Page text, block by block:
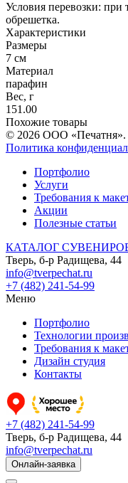
Условия перевозки: при
обрешетка.
Характеристики
Размеры
7 см
Материал
парафин
Вес, г
151.00
Похожие товары
© 2026 ООО «Печатня».
Политика
Портфолио
Услуги
Требования к
Акции
Полезные статьи
КАТАЛОГ
Тверь, б-р Радищева, 44
info@tverpechat.ru
+7 (482) 241-54-99
Меню
Портфолио
Технологии
Требования к
Дизайн студия
Контакты
+7 (482) 241-54-99
Тверь, б-р Радищева, 44
info@tverpechat.ru
Онлайн-заявка